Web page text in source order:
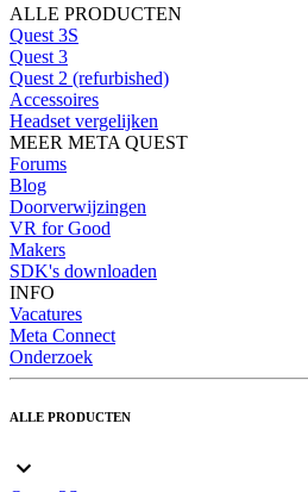
ALLE PRODUCTEN
Quest 3S
Quest 3
Quest 2 (refurbished)
Accessoires
Headset vergelijken
MEER META QUEST
Forums
Blog
Doorverwijzingen
VR for Good
Makers
SDK's downloaden
INFO
Vacatures
Meta Connect
Onderzoek
ALLE PRODUCTEN